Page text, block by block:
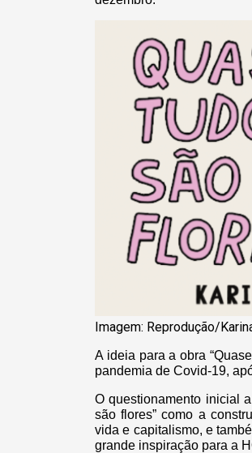
Imagem: Reprodução/
A ideia para a obra
pandemia de Covid-19,
O questionamento inicial
são flores” como a
vida e capitalismo, e
grande inspiração para a